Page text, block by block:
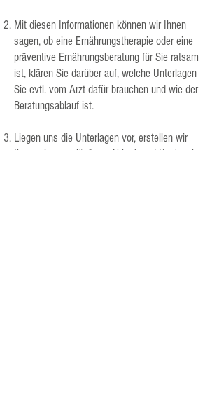
Mit diesen Informationen können wir Ihnen
sagen, ob eine Ernährungstherapie oder eine
präventive Ernährungsberatung für Sie ratsam
ist, klären Sie darüber auf, welche Unterlagen
Sie evtl. vom Arzt dafür brauchen und wie der
Beratungsablauf ist.
Liegen uns die Unterlagen vor, erstellen wir
Ihnen einen vorläufigen Ablauf- und Kostenplan.